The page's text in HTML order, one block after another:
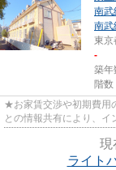
南武
南武
東京
-
築年
階数
★お家賃交渉や初期費用
との情報共有により、イ
現
ライト